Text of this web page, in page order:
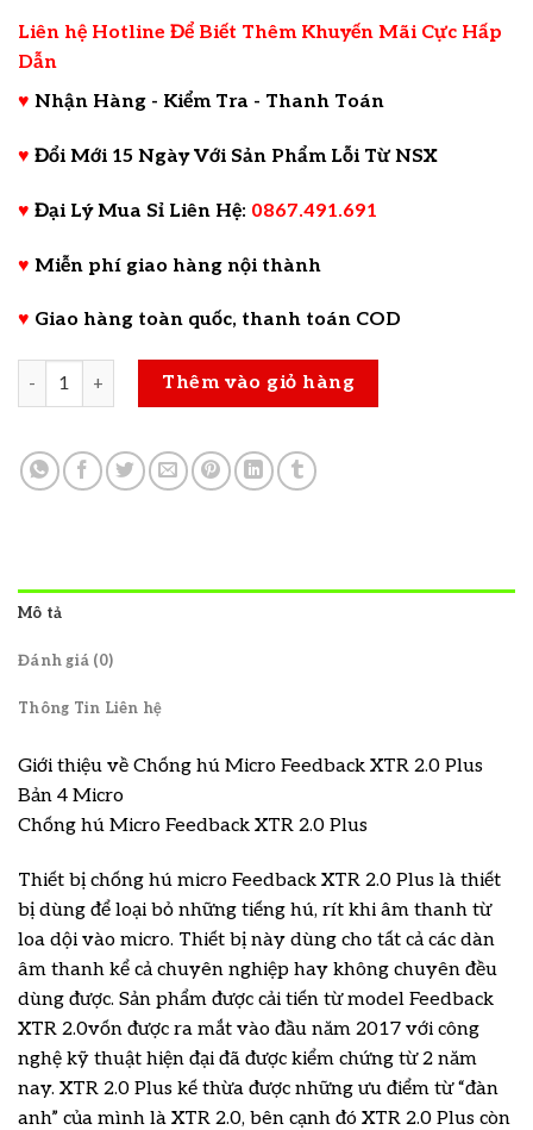
Liên hệ Hotline Để Biết Thêm Khuyến Mãi Cực Hấp
Dẫn
♥ Nhận Hàng - Kiểm Tra - Thanh Toán
♥ Đổi Mới 15 Ngày Với Sản Phẩm Lỗi Từ NSX
♥ Đại Lý Mua Sỉ Liên Hệ: 0867.491.691
♥ Miễn phí giao hàng nội thành
♥ Giao hàng toàn quốc, thanh toán COD
Chống hú Micro Feedback XTR 2.0 Plus Bản 4 Micro số lượng
Thêm vào giỏ hàng
Mô tả
Đánh giá (0)
Thông Tin Liên hệ
Giới thiệu về Chống hú Micro Feedback XTR 2.0 Plus
Bản 4 Micro
Chống hú Micro Feedback XTR 2.0 Plus
Thiết bị chống hú micro Feedback XTR 2.0 Plus là thiết
bị dùng để loại bỏ những tiếng hú, rít khi âm thanh từ
loa dội vào micro. Thiết bị này dùng cho tất cả các dàn
âm thanh kể cả chuyên nghiệp hay không chuyên đều
dùng được. Sản phẩm được cải tiến từ model Feedback
XTR 2.0vốn được ra mắt vào đầu năm 2017 với công
nghệ kỹ thuật hiện đại đã được kiểm chứng từ 2 năm
nay. XTR 2.0 Plus kế thừa được những ưu điểm từ “đàn
anh” của mình là XTR 2.0, bên cạnh đó XTR 2.0 Plus còn